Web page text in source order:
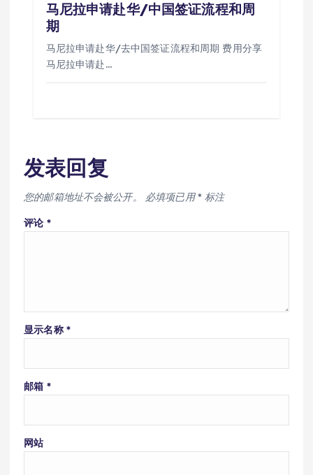
马尼拉申请赴华/中国签证流程和周
期
马尼拉申请赴华/去中国签证流程和周期 费用分享
马尼拉申请赴…
发表回复
您的邮箱地址不会被公开。 必填项已用* 标注
评论 *
显示名称 *
邮箱 *
网站